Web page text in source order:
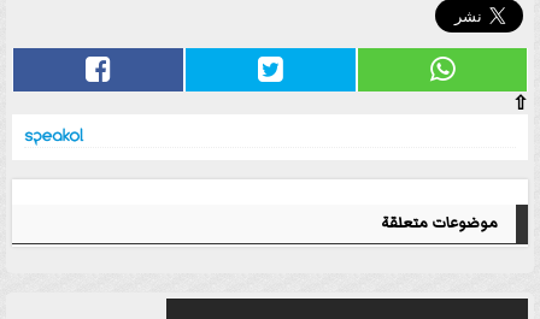
⇧
موضوعات متعلقة